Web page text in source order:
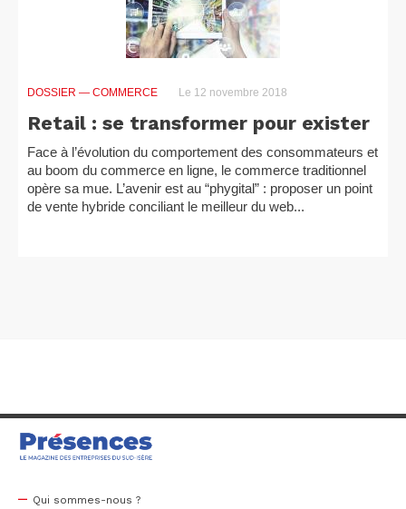
DOSSIER — COMMERCE Le 12 novembre 2018
Retail : se transformer pour exister
Face à l’évolution du comportement des consommateurs et
au boom du commerce en ligne, le commerce traditionnel
opère sa mue. L’avenir est au “phygital” : proposer un point
de vente hybride conciliant le meilleur du web...
Qui sommes-nous ?